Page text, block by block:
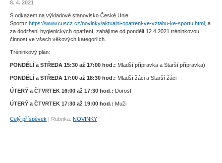
8. 4. 2021
S odkazem na výkladové stanovisko České Unie
Sportu: https://www.cuscz.cz/novinky/aktualni-opatreni-ve-vztahu-ke-sportu.html , a
za dodržení hygienických opatření, zahájíme od pondělí 12.4.2021 tréninkovou
činnost ve všech věkových kategoriích.
Tréninkový plán:
PONDĚLÍ a STŘEDA 15:30 až 17:00 hod.: Mladší přípravka a Starší přípravka)
PONDĚLÍ a STŘEDA 17:00 až 18:30 hod.: Mladší žáci a Starší žáci
ÚTERÝ a ČTVRTEK 16:00 až 17:30 hod.: Dorost
ÚTERÝ a ČTVRTEK 17:30 až 19:00 hod.: Muži
Celý příspěvek | Rubrika: NOVINKY